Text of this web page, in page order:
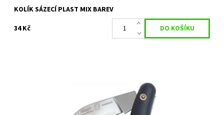
KOLÍK SÁZECÍ PLAST MIX BAREV
34 Kč
Nůž žabka je profesionální nůž od tradičního českého výrobce
MIKOV. Pro začištění ran, ke zmlazení stromů, aj.